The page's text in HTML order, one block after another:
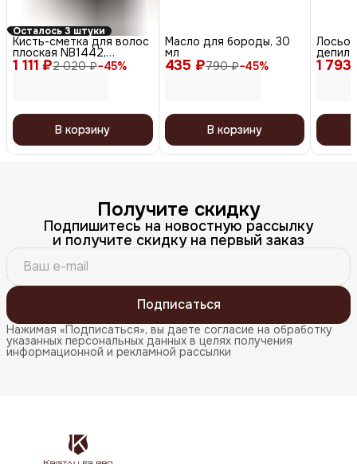
Осталось 3 штуки
1 111 ₽2 020 ₽−45%
Кисть-сметка для волос
плоская NB1442,
искусственная щетина,
черный
В корзину
435 ₽790 ₽−45%
Масло для бороды, 30
мл
В корзину
1 793
Получите скидку
Подпишитесь на новостную рассылку
и получите скидку на первый заказ
Подписаться
Нажимая «Подписаться», вы даете согласие на обработку
указанных персональных данных в целях получения
информационной и рекламной рассылки